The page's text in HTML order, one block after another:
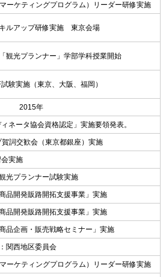
ーケティングプログラム）リーダー研修実施
ルアップ研修実施 東京会場
観光プランナー」学部学科授業開始
験実施（東京、大阪、福岡）
2015年
ネータ協会資格認定」実施要領発表。
詞交歓会（東京都銀座）実施
実施
光プランナー試験実施
品開発販路開拓支援事業」実施
品開発販路開拓支援事業」実施
品企画・販売戦略セミナー」実施
関西地区委員会
ーケティングプログラム）リーダー研修実施